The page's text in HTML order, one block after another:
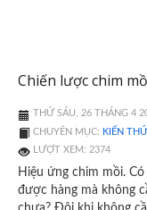
Chiến lược chim
THỨ SÁU, 26 THÁNG 4
CHUYÊN MỤC: KIẾN
LƯỢT XEM: 2374
Hiệu ứng chim mồi.
được hàng mà không